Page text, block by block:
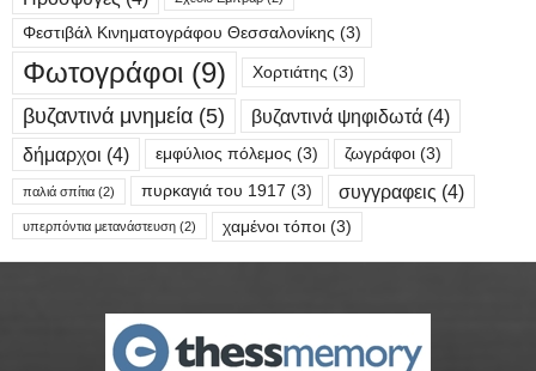
Φεστιβάλ Κινηματογράφου Θεσσαλονίκης (3)
Φωτογράφοι (9) Χορτιάτης (3)
βυζαντινά μνημεία (5) βυζαντινά ψηφιδωτά (4)
δήμαρχοι (4) εμφύλιος πόλεμος (3) ζωγράφοι (3)
παλιά σπίτια (2) πυρκαγιά του 1917 (3) συγγραφεις (4)
υπερπόντια μετανάστευση (2) χαμένοι τόποι (3)